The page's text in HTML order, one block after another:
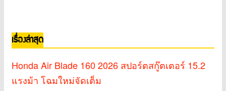
เรื่องล่าสุด
Honda Air Blade 160 2026 สปอร์ตสกู๊ตเตอร์ 15.2
แรงม้า โฉมใหม่จัดเต็ม